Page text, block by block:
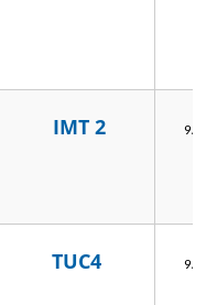
IMT 2 9/4/
TUC4 9/4/